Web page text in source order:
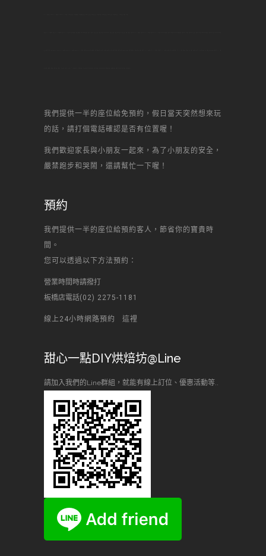
我們提供一半的座位給免預約，假日當天突然想來玩
的話，請打個電話確認是否有位置喔！
我們歡迎家長與小朋友一起來，為了小朋友的安全，
嚴禁跑步和哭鬧，還請幫忙一下喔！
預約
我們提供一半的座位給預約客人，節省你的寶貴時
間。
您可以透過以下方法預約：
營業時間時請撥打
板橋店電話(02) 2275-1181
線上24小時網路預約 這裡
甜心一點DIY烘焙坊@Line
請加入我們的Line群組，就能有線上訂位、優惠活動等..